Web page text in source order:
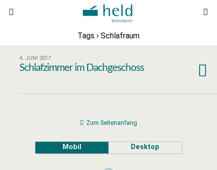
Tags › Schlafraum
4. JUNI 2017
Schlafzimmer im Dachgeschoss
Zum Seitenanfang
Mobil Desktop